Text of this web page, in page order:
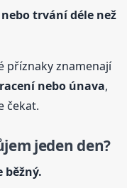
trvání déle než
příznaky znamenají
nebo únava,
čekat.
jeden den?
běžný.